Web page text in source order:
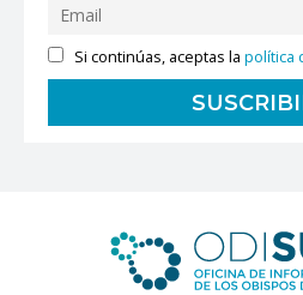
Si continúas, aceptas lapolítica